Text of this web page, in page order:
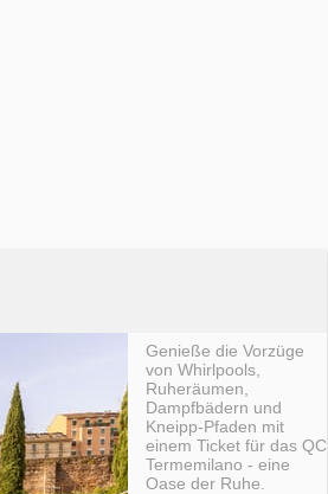
Genieße die Vorzüge
von Whirlpools,
Ruheräumen,
Dampfbädern und
Kneipp-Pfaden mit
einem Ticket für das QC
Termemilano - eine
Oase der Ruhe.